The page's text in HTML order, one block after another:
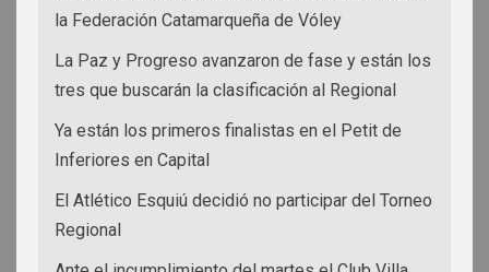
la Federación Catamarqueña de Vóley
La Paz y Progreso avanzaron de fase y están los
tres que buscarán la clasificación al Regional
Ya están los primeros finalistas en el Petit de
Inferiores en Capital
El Atlético Esquiú decidió no participar del Torneo
Regional